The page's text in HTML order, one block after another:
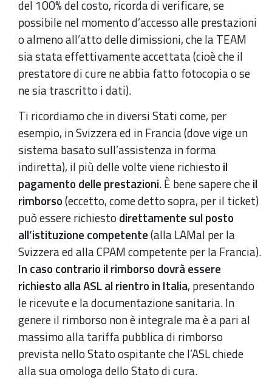
del 100% del costo, ricorda di verificare, se
possibile nel momento d’accesso alle prestazioni
o almeno all’atto delle dimissioni, che la TEAM
sia stata effettivamente accettata (cioè che il
prestatore di cure ne abbia fatto fotocopia o se
ne sia trascritto i dati).
Ti ricordiamo che in diversi Stati come, per
esempio, in Svizzera ed in Francia (dove vige un
sistema basato sull’assistenza in forma
indiretta), il più delle volte viene richiestoil
pagamento delle prestazioni. È bene sapere cheil
rimborso(eccetto, come detto sopra, per il ticket)
può essere richiestodirettamente sul posto
all’istituzione competente(alla LAMal per la
Svizzera ed alla CPAM competente per la Francia).
In caso contrario il rimborso dovrà essere
richiesto alla ASL al rientro in Italia, presentando
le ricevute e la documentazione sanitaria. In
genere il rimborso non è integrale ma è a pari al
massimo alla tariffa pubblica di rimborso
prevista nello Stato ospitante che l’ASL chiede
alla sua omologa dello Stato di cura.